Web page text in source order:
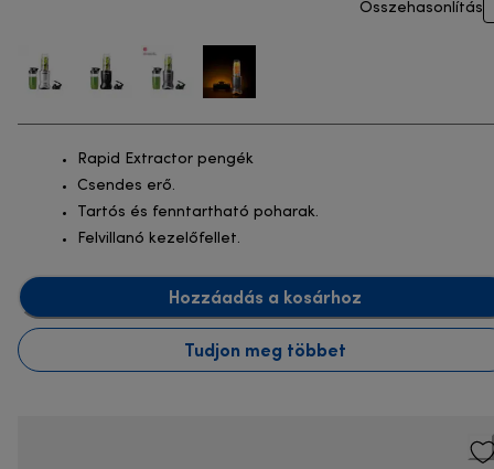
Összehasonlítás
Rapid Extractor pengék
Csendes erő.
Tartós és fenntartható poharak.
Felvillanó kezelőfellet.
Hozzáadás a kosárhoz
Tudjon meg többet